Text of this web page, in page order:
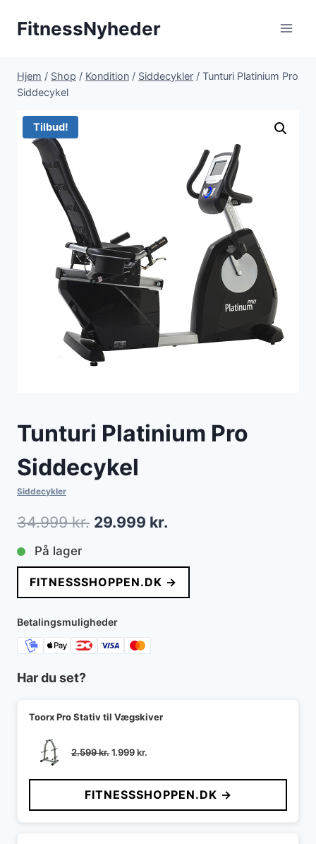
FitnessNyheder
Hjem / Shop / Kondition / Siddecykler / Tunturi Platinium Pro
Siddecykel
Tilbud!
Tunturi Platinium Pro
Siddecykel
Siddecykler
34.999kr. Den
pris
var:
34.999 kr..
29.999 kr.
pris
er:
På lager
FITNESSSHOPPEN.DK →
Betalingsmuligheder
Har du set?
Toorx Pro Stativ til Vægskiver
2.599kr.Den
pris
var:
2.599 kr..
1.999kr.
pris
er:
1.999 kr..
FITNESSSHOPPEN.DK →